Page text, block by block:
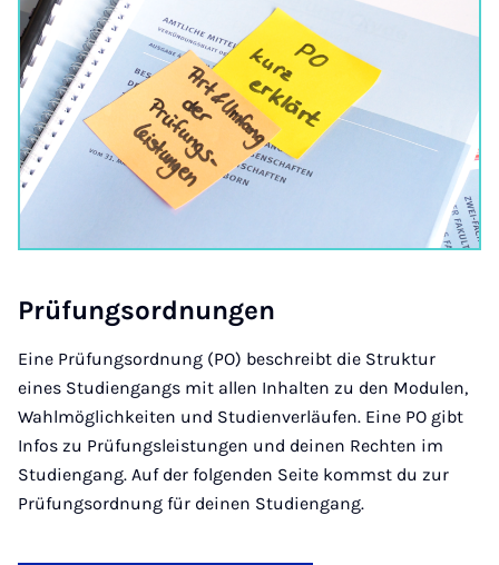
Prü­­­fung­s­­ord­­nun­­­­gen
Eine Prüfungsordnung (PO) beschreibt die Struktur
eines Studiengangs mit allen Inhalten zu den Modulen,
Wahlmöglichkeiten und Studienverläufen. Eine PO gibt
Infos zu Prüfungsleistungen und deinen Rechten im
Studiengang. Auf der folgenden Seite kommst du zur
Prüfungsordnung für deinen Studiengang.